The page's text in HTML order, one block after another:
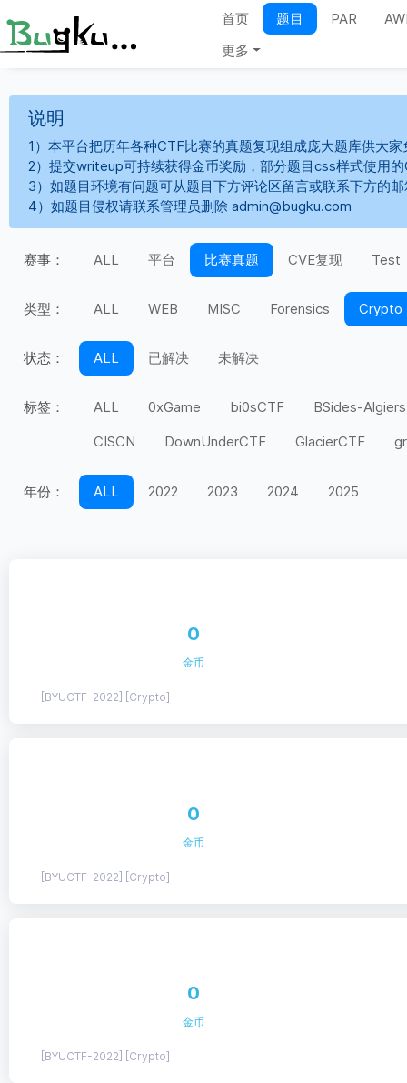
首页 题目 PAR
更多
说明
1）本平台把历年各种CTF比赛的真题复现组成庞大题库供大
2）提交writeup可持续获得金币奖励，部分题目css样式使用
3）如题目环境有问题可从题目下方评论区留言或联系下方的
4）如题目侵权请联系管理员删除 admin@bugku.com
赛事： ALL 平台 比赛真题 CVE复现 Test
类型： ALL WEB MISC Forensics Crypto
状态： ALL 已解决 未解决
标签： ALL 0xGame bi0sCTF
BSides-Algiers
CISCN
DownUnderCTF GlacierCTF
MidnightFlag
Securinets
年份： ALL 2022 2023 2024 2025
0
金币
[BYUCTF-2022] [Crypto]
0
金币
[BYUCTF-2022] [Crypto]
0
金币
[BYUCTF-2022] [Crypto]